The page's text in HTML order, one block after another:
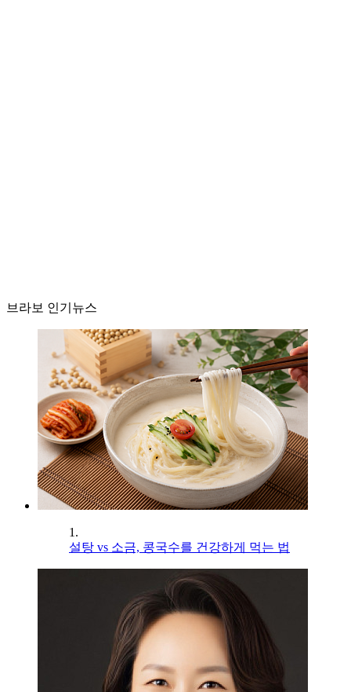
브라보 인기뉴스
1.
설탕 vs 소금, 콩국수를 건강하게 먹는 법